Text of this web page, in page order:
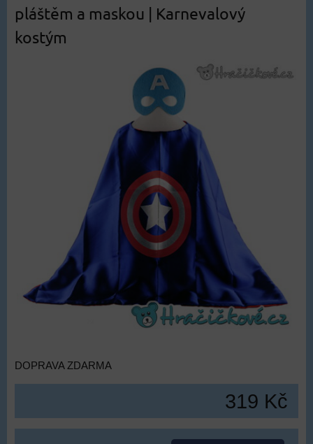
pláštěm a maskou | Karnevalový
kostým
DOPRAVA ZDARMA
319 Kč